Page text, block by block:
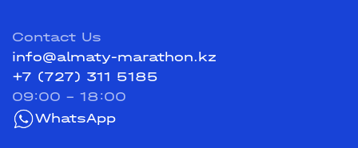
Contact Us
info@almaty-marathon.kz
+7 (727) 311 5185
09:00 - 18:00
WhatsApp